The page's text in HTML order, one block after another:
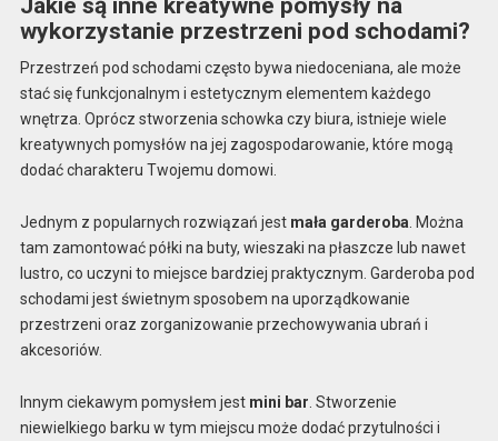
Jakie są inne kreatywne pomysły na
wykorzystanie przestrzeni pod schodami?
Przestrzeń pod schodami często bywa niedoceniana, ale może
stać się funkcjonalnym i estetycznym elementem każdego
wnętrza. Oprócz stworzenia schowka czy biura, istnieje wiele
kreatywnych pomysłów na jej zagospodarowanie, które mogą
dodać charakteru Twojemu domowi.
Jednym z popularnych rozwiązań jest mała garderoba. Można
tam zamontować półki na buty, wieszaki na płaszcze lub nawet
lustro, co uczyni to miejsce bardziej praktycznym. Garderoba pod
schodami jest świetnym sposobem na uporządkowanie
przestrzeni oraz zorganizowanie przechowywania ubrań i
akcesoriów.
Innym ciekawym pomysłem jest mini bar . Stworzenie
niewielkiego barku w tym miejscu może dodać przytulności i